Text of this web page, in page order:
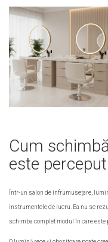
Cum
este
Într-un salon de înfrumusețare,
instrumentele de lucru. Ea nu se
schimba complet modul în care este